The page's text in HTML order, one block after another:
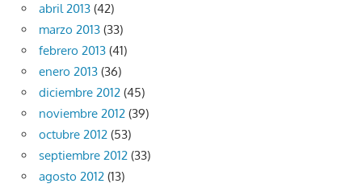
abril 2013 (42)
marzo 2013 (33)
febrero 2013 (41)
enero 2013 (36)
diciembre 2012 (45)
noviembre 2012 (39)
octubre 2012 (53)
septiembre 2012 (33)
agosto 2012 (13)